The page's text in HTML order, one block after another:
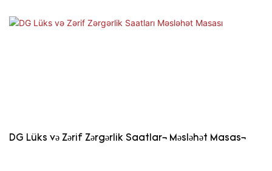
DG Lüks və Zərif Zərgərlik Saatları Məsləhət Masası